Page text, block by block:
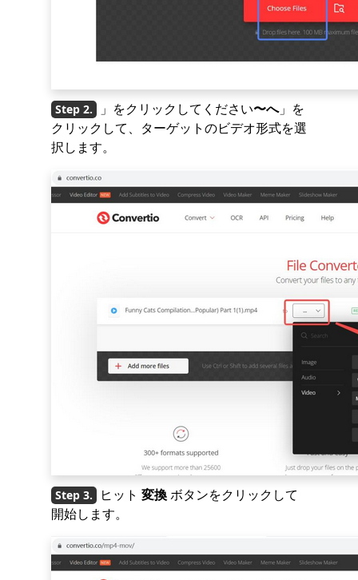
」をクリックしてください〜へ」を
クリックして、ターゲットのビデオ形式を選
択します。
ヒット 変換ボタンをクリックして
開始します。